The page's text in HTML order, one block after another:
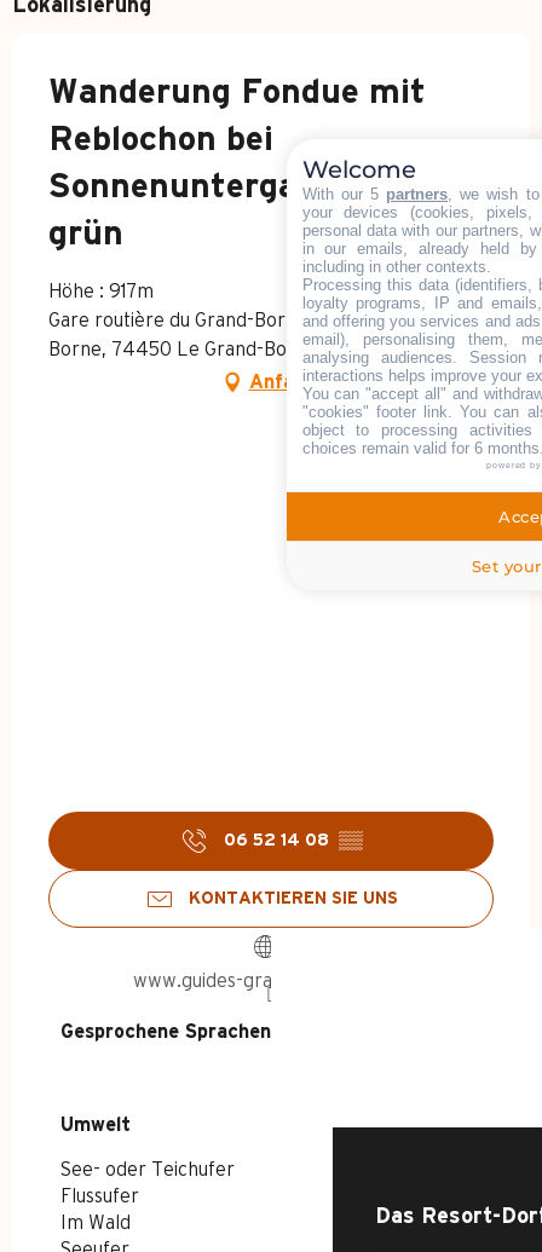
Das Resort-
Lokalisierung
Wanderung Fondue mit
Reblochon bei
Sonnenuntergang Niveau
grün
Höhe : 917m
Gare routière du Grand-Bornand, 184 route du
Borne, 74450 Le Grand-Bornand
Anfahrt
06 52 14 08 ▒▒
KONTAKTIEREN SIE UNS
www.guides-grandbornand.com
Gesprochene Sprachen
Gesprochene Sprachen
Umwelt
Umwelt
See- oder Teichufer
Flussufer
Im Wald
Welcome
With our 5 partners , we wish
your devices (cookies,
personal data with our partners,
in our emails, already held
including in other contexts.
Processing this data (identifiers,
loyalty programs, IP and
and offering you services and
email), personalising them,
analysing audiences.
interactions helps improve your
You can "accept all" and
"cookies" footer link . You can
object to processing
choices remain valid for 6
powered by
Set